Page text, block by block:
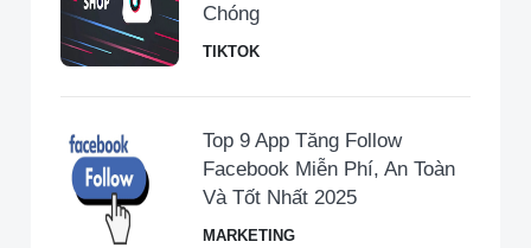
Chóng
TIKTOK
Top 9 App Tăng Follow
Facebook Miễn Phí, An Toàn
Và Tốt Nhất 2025
MARKETING